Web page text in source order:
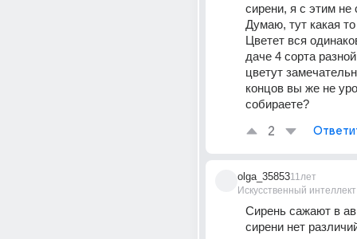
сирени, я с этим не
Думаю, тут какая
Цветет вся
даче 4 сорта
цветут
концов вы же не
собираете?
2
olga_35853
Искусственный интеллект
11лет
Сирень сажают в
сирени нет